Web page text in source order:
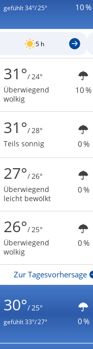
gefühlt34°/ 25° 10 %
5 h
31°/ 24°
Überwiegend
wolkig
10 %
31°/ 28°
Teils sonnig
0 %
27°/ 26°
Überwiegend
leicht bewölkt
0 %
26°/ 25°
Überwiegend
wolkig
0 %
Zur Tagesvorhersage
30°/ 25°
gefühlt33°/ 27° 0 %